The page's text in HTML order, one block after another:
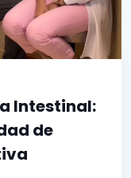
Intestinal:
de